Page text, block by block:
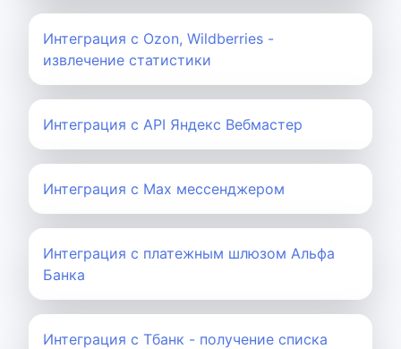
Интеграция с Ozon, Wildberries -
извлечение статистики
Интеграция с API Яндекс Вебмастер
Интеграция с Max мессенджером
Интеграция с платежным шлюзом Альфа
Банка
Интеграция с Тбанк - получение списка